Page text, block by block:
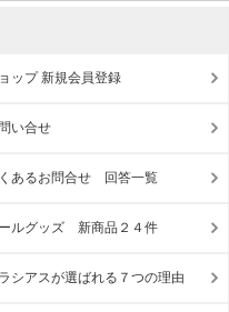
ップ 新規会員登録
い合せ
あるお問合せ 回答一覧
ルグッズ 新商品２４件
シアスが選ばれる７つの理由